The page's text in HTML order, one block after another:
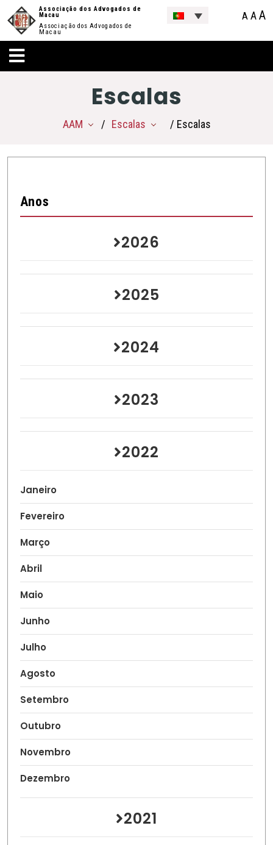
Associação dos Advogados de
Macau
Associação dos Advogados de
Macau
A AA
Escalas
AAM Escalas / Escalas
Anos
2026
2025
2024
2023
2022
Janeiro
Fevereiro
Março
Abril
Maio
Junho
Julho
Agosto
Setembro
Outubro
Novembro
Dezembro
2021